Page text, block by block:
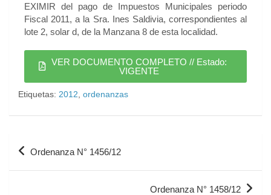
EXIMIR del pago de Impuestos Municipales periodo
Fiscal 2011, a la Sra. Ines Saldivia, correspondientes al
lote 2, solar d, de la Manzana 8 de esta localidad.
VER DOCUMENTO COMPLETO // Estado:
VIGENTE
Etiquetas: 2012 ordenanzas
Ordenanza N° 1456/12
Ordenanza N° 1458/12